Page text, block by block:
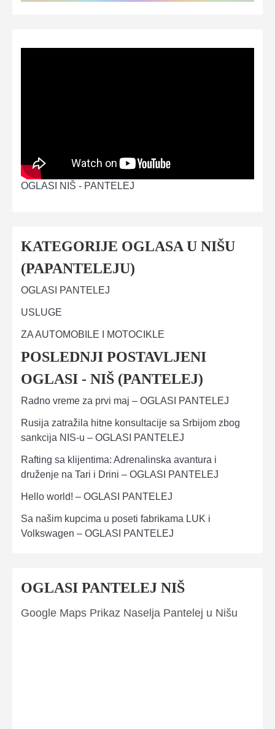
OGLASI NIŠ - PANTELEJ
KATEGORIJE OGLASA U NIŠU
(PAPANTELEJU)
OGLASI PANTELEJ
USLUGE
ZA AUTOMOBILE I MOTOCIKLE
POSLEDNJI POSTAVLJENI
OGLASI - NIŠ (PANTELEJ)
Radno vreme za prvi maj – OGLASI PANTELEJ
Rusija zatražila hitne konsultacije sa Srbijom zbog
sankcija NIS-u – OGLASI PANTELEJ
Rafting sa klijentima: Adrenalinska avantura i
druženje na Tari i Drini – OGLASI PANTELEJ
Hello world! – OGLASI PANTELEJ
Sa našim kupcima u poseti fabrikama LUK i
Volkswagen – OGLASI PANTELEJ
OGLASI PANTELEJ NIŠ
Google Maps Prikaz Naselja Pantelej u Nišu